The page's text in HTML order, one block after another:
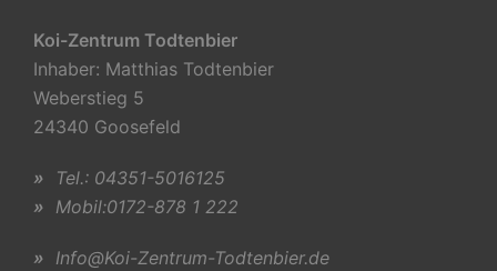
Koi-Zentrum Todtenbier
Inhaber: Matthias Todtenbier
Weberstieg 5
24340 Goosefeld
» Tel.: 04351-5016125
» Mobil:0172-878 1 222
» Info@Koi-Zentrum-Todtenbier.de